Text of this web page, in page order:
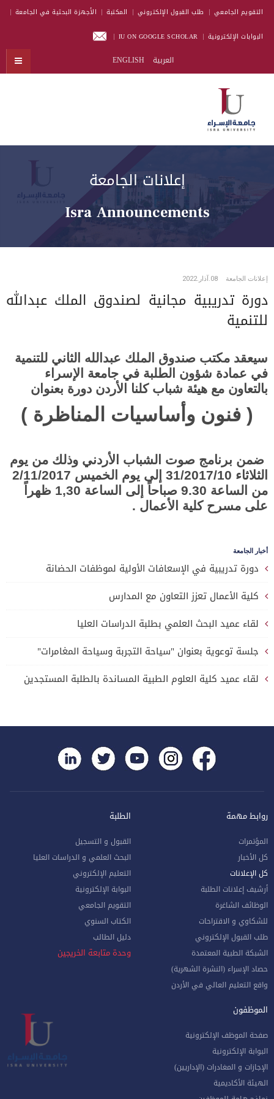
التقويم الجامعي طلب القبول الإلكتروني المكتبة الأجهزة البحثية في الجامعة
البوابات الإلكترونية IU ON GOOGLE SCHOLAR
العربية ENGLISH
إعلانات الجامعة
Isra Announcements
إعلانات الجامعة 08.آذار.2022
دورة تدريبية مجانية لصندوق الملك عبدالله
للتنمية
سيعقد مكتب صندوق الملك عبدالله الثاني للتنمية
في عمادة شؤون الطلبة في جامعة الإسراء
بالتعاون مع هيئة شباب كلنا الأردن دورة بعنوان
( فنون وأساسيات المناظرة )
ضمن برنامج صوت الشباب الأردني وذلك من يوم
الثلاثاء 31/2017/10 إلى يوم الخميس 2/11/2017
من الساعة 9.30 صباحاً إلى الساعة 1,30 ظهراً
على مسرح كلية الأعمال .
أخبار الجامعة
دورة تدريبية في الإسعافات الأولية لموظفات الحضانة
كلية الأعمال تعزز التعاون مع المدارس
لقاء عميد البحث العلمي بطلبة الدراسات العليا
جلسة توعوية بعنوان "سياحة التجربة وسياحة المغامرات"
لقاء عميد كلية العلوم الطبية المساندة بالطلبة المستجدين
روابط مهمة
المؤتمرات
كل الأخبار
كل الإعلانات
أرشيف إعلانات الطلبة
الوظائف الشاغرة
للشكاوي و الاقتراحات
طلب القبول الإلكتروني
الشبكة الطبية المعتمدة
حصاد الإسراء (النشرة الشهرية)
واقع التعليم العالي في الأردن
الطلبة
القبول و التسجيل
البحث العلمي و الدراسات العليا
التعليم الإلكتروني
البوابة الإلكترونية
التقويم الجامعي
الكتاب السنوي
دليل الطالب
وحدة متابعة الخريجين
الموظفون
صفحة الموظف الإلكترونية
البوابة الإلكترونية
الإجازات و المغادرات (الإداريين)
الهيئة الأكاديمية